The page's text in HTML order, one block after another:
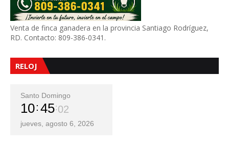
Venta de finca ganadera en la provincia Santiago Rodríguez,
RD. Contacto: 809-386-0341.
RELOJ
Santo Domingo
10 45 04
jueves, agosto 6, 2026